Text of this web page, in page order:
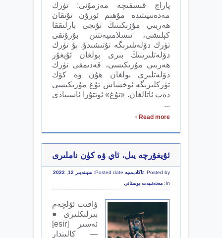
پاراچ قىسقىچە مەزمۇنى: تۈرك
مەدەنىيىتىدە مۇھىم ئورۇن تۇتقان
ھەربىي مۇزىكىنىڭ تۇنجى بارلىققا
كېلىشى، ئىسلامىيەتتىن بۇرۇنقى
تۈرك دۆلەتلىرىگە تۇتىشىدۇ. بۇ تۈرك
دۆلەتلىرىنىڭ بىرى بولغان ئۇيغۇر
ھەربىي مۇزىكىسى، قەدىمقى تۈرك
دۆلەتلىرى بولغان ھۇن ۋە كۆك
تۈركلىرىگە ئوخشاش تۇغ مۇزىكىسى
دەپ ئاتالغان. «تۇغ» ئوتتۇرا ئاسىيادى
...
Read more
›
ئۇيغۇرچە يىل، ئاي ۋە كۈن ناملىرى
Posted by: ئاكادېمىيە Posted date: سېنتەبىر 12, 2022
In:
مەدەنىيەت بوستانى
ۋاقىت ئۆلچەم
بىرلىكلىرى ●
ئەسىر [esir]
— كالىندار